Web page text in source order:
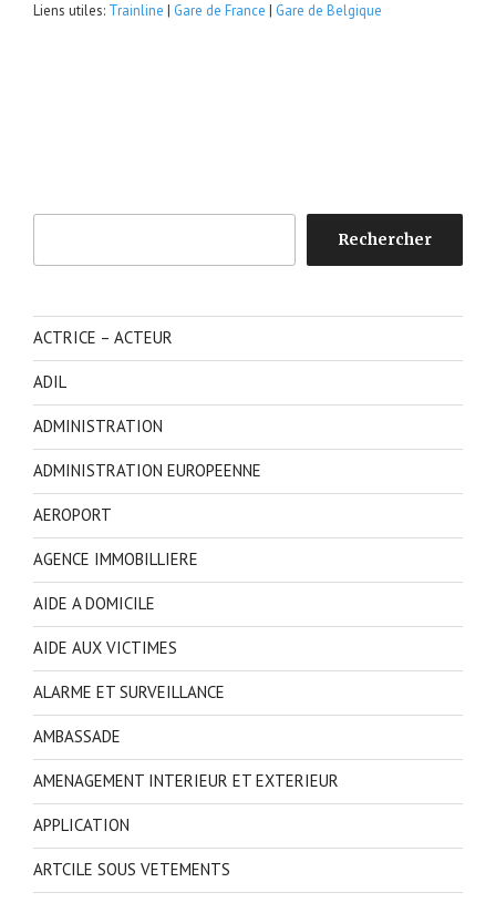
Liens utiles: Trainline | Gare de France | Gare de Belgique
Rechercher
ACTRICE – ACTEUR
ADIL
ADMINISTRATION
ADMINISTRATION EUROPEENNE
AEROPORT
AGENCE IMMOBILLIERE
AIDE A DOMICILE
AIDE AUX VICTIMES
ALARME ET SURVEILLANCE
AMBASSADE
AMENAGEMENT INTERIEUR ET EXTERIEUR
APPLICATION
ARTCILE SOUS VETEMENTS